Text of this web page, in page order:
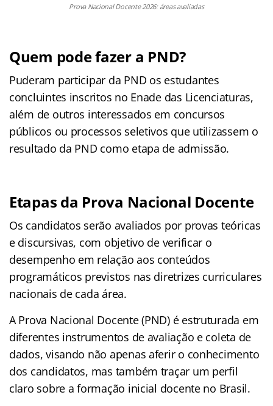
Prova Nacional Docente 2026: áreas avaliadas
Quem pode fazer a PND?
Puderam participar da PND os estudantes
concluintes inscritos no Enade das Licenciaturas,
além de outros interessados em concursos
públicos ou processos seletivos que utilizassem o
resultado da PND como etapa de admissão.
Etapas da Prova Nacional Docente
Os candidatos serão avaliados por provas teóricas
e discursivas, com objetivo de verificar o
desempenho em relação aos conteúdos
programáticos previstos nas diretrizes curriculares
nacionais de cada área.
A Prova Nacional Docente (PND) é estruturada em
diferentes instrumentos de avaliação e coleta de
dados, visando não apenas aferir o conhecimento
dos candidatos, mas também traçar um perfil
claro sobre a formação inicial docente no Brasil.